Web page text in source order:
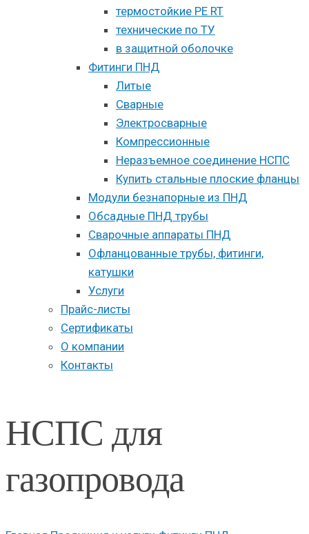
термостойкие PE RT
технические по ТУ
в защитной оболочке
Фитинги ПНД
Литые
Сварные
Электросварные
Компрессионные
Неразъемное соединение НСПС
Купить стальные плоские фланцы
Модули безнапорные из ПНД
Обсадные ПНД трубы
Сварочные аппараты ПНД
Офланцованные трубы, фитинги,
катушки
Услуги
Прайс-листы
Сертификаты
О компании
Контакты
НСПС для
газопровода